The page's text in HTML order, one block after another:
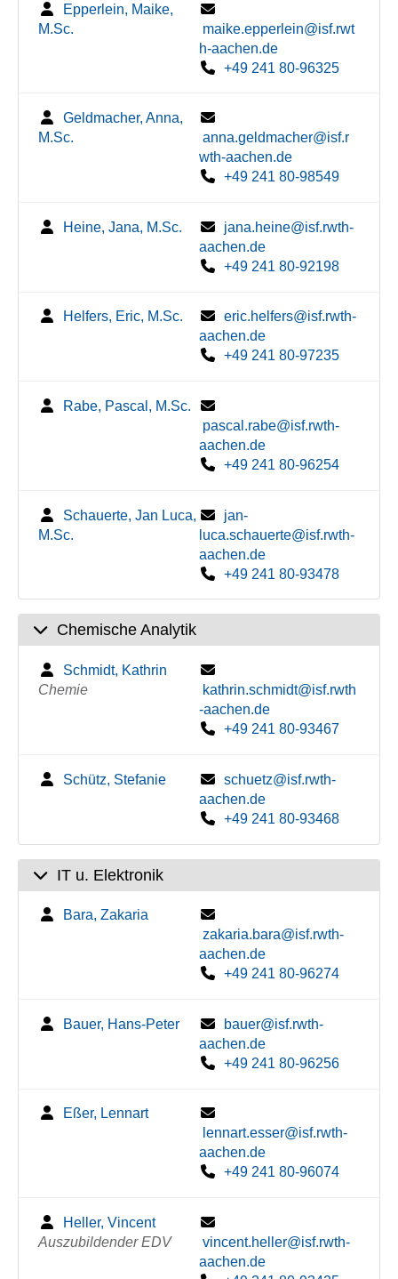
Epperlein, Maike,
M.Sc.
maike.epperlein@isf.rwt
h-aachen.de
+49 241 80-96325
Geldmacher, Anna,
M.Sc.
anna.geldmacher@isf.r
wth-aachen.de
+49 241 80-98549
Heine, Jana, M.Sc.
jana.heine@isf.rwth-
aachen.de
+49 241 80-92198
Helfers, Eric, M.Sc.
eric.helfers@isf.rwth-
aachen.de
+49 241 80-97235
Rabe, Pascal, M.Sc.
pascal.rabe@isf.rwth-
aachen.de
+49 241 80-96254
Schauerte, Jan Luca,
M.Sc.
jan-
luca.schauerte@isf.rwth-
aachen.de
+49 241 80-93478
Chemische Analytik
Schmidt, Kathrin
Chemie
kathrin.schmidt@isf.rwth
-aachen.de
+49 241 80-93467
Schütz, Stefanie
schuetz@isf.rwth-
aachen.de
+49 241 80-93468
IT u. Elektronik
Bara, Zakaria
zakaria.bara@isf.rwth-
aachen.de
+49 241 80-96274
Bauer, Hans-Peter
bauer@isf.rwth-
aachen.de
+49 241 80-96256
Eßer, Lennart
lennart.esser@isf.rwth-
aachen.de
+49 241 80-96074
Heller, Vincent
Auszubildender EDV
vincent.heller@isf.rwth-
aachen.de